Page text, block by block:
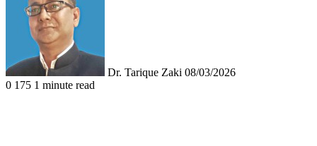
Dr. Tarique Zaki 08/03/2026
0 175 1 minute read